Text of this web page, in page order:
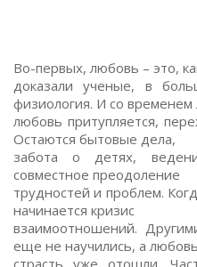
Во-первых, любовь – это,
доказали ученые, в
физиология. И со временем
любовь притупляется,
Остаются бытовые дела,
забота о детях,
совместное преодоление
трудностей и проблем.
начинается кризис
взаимоотношений.
еще не научились, а
страсть уже отошли.